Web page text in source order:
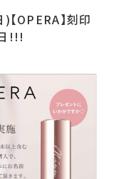
OPERA】刻印
!!!